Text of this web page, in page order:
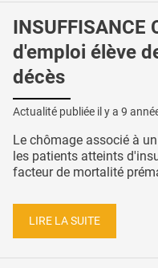
INSUFFISANCE
d'emploi élève
décès
Actualité publiée il y a 9
Le chômage associé à
les patients atteints
facteur de mortalité
LIRE LA SUITE